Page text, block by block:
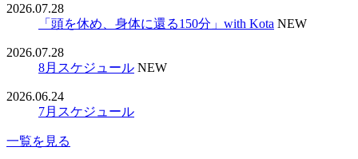
2026.07.28
「頭を休め、身体に還る150分」with Kota NEW
2026.07.28
8月スケジュール NEW
2026.06.24
7月スケジュール
一覧を見る